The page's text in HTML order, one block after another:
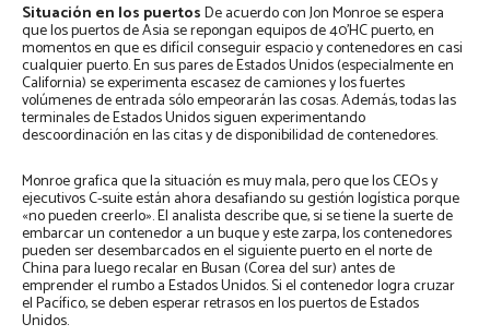
Situación en los puertosDe acuerdo con Jon Monroe se espera
que los puertos de Asia se repongan equipos de 40’HC puerto, en
momentos en que es difícil conseguir espacio y contenedores en casi
cualquier puerto. En sus pares de Estados Unidos (especialmente en
California) se experimenta escasez de camiones y los fuertes
volúmenes de entrada sólo empeorarán las cosas. Además, todas las
terminales de Estados Unidos siguen experimentando
descoordinación en las citas y de disponibilidad de contenedores.
Monroe grafica que la situación es muy mala, pero que los CEOs y
ejecutivos C-suite están ahora desafiando su gestión logística porque
«no pueden creerlo». El analista describe que, si se tiene la suerte de
embarcar un contenedor a un buque y este zarpa, los contenedores
pueden ser desembarcados en el siguiente puerto en el norte de
China para luego recalar en Busan (Corea del sur) antes de
emprender el rumbo a Estados Unidos. Si el contenedor logra cruzar
el Pacífico, se deben esperar retrasos en los puertos de Estados
Unidos.